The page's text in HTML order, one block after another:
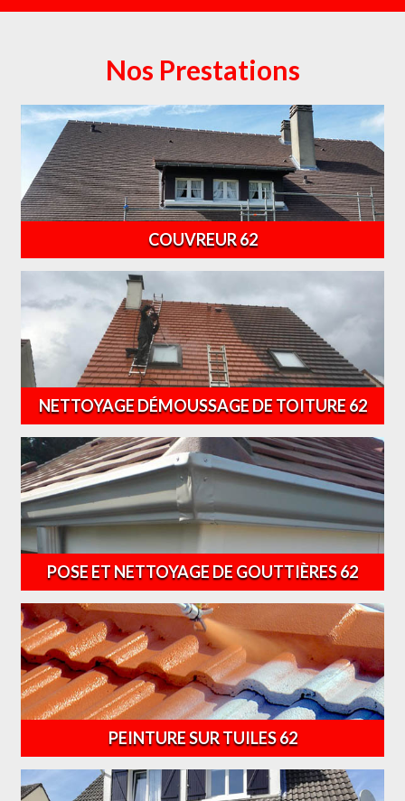
Nos Prestations
COUVREUR 62
NETTOYAGE DÉMOUSSAGE DE TOITURE 62
POSE ET NETTOYAGE DE GOUTTIÈRES 62
PEINTURE SUR TUILES 62